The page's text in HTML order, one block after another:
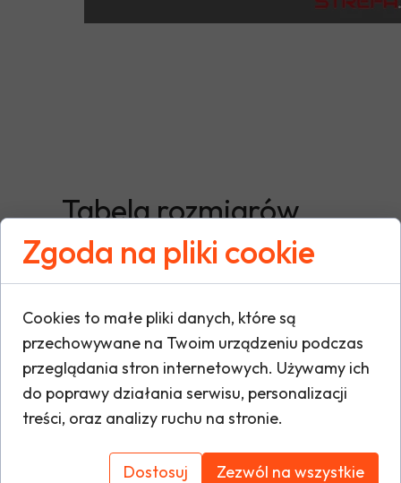
Tabela rozmiarów
Zgoda na pliki cookie
Cookies to małe pliki danych, które są
przechowywane na Twoim urządzeniu podczas
przeglądania stron internetowych. Używamy ich
do poprawy działania serwisu, personalizacji
treści, oraz analizy ruchu na stronie.
Dostosuj Zezwól na wszystkie